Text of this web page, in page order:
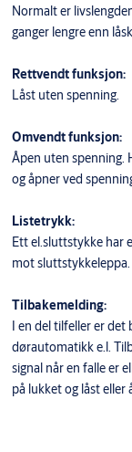
Normalt er
ganger lengre enn
Rettvendt funksjon:
Låst uten spenning.
Omvendt funksjon:
Åpen uten spenning.
og åpner ved
Listetrykk:
Ett el.sluttstykke har
mot sluttstykkeleppa.
Tilbakemelding:
I en del tilfeller er
dørautomatikk e.l.
signal når en falle er
på lukket og låst eller